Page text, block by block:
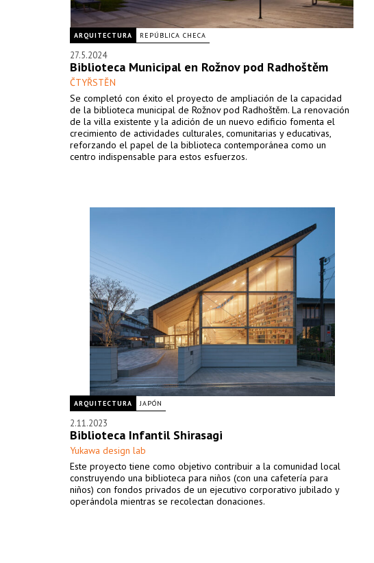
ARQUITECTURA REPÚBLICA CHECA
27.5.2024
Biblioteca Municipal en Rožnov pod Radhoštěm
ČTYŘSTĚN
Se completó con éxito el proyecto de ampliación de la capacidad
de la biblioteca municipal de Rožnov pod Radhoštěm. La renovación
de la villa existente y la adición de un nuevo edificio fomenta el
crecimiento de actividades culturales, comunitarias y educativas,
reforzando el papel de la biblioteca contemporánea como un
centro indispensable para estos esfuerzos.
ARQUITECTURA JAPÓN
2.11.2023
Biblioteca Infantil Shirasagi
Yukawa design lab
Este proyecto tiene como objetivo contribuir a la comunidad local
construyendo una biblioteca para niños (con una cafetería para
niños) con fondos privados de un ejecutivo corporativo jubilado y
operándola mientras se recolectan donaciones.